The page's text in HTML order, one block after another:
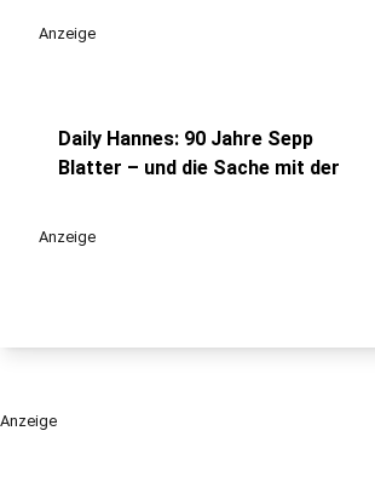
Anzeige
Daily Hannes: 90 Jahre Sepp
Blatter – und die Sache mit der
Anzeige
Anzeige